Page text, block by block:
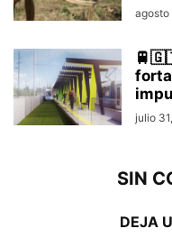
julio
SIN
DEJA